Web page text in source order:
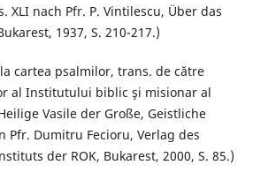
XLI nach Pfr. P. Vintilescu, Über das
1937, S. 210-217.)
cartea psalmilor, trans. de către
al Institutului biblic şi misionar al
Vasile der Große, Geistliche
Pfr. Dumitru Fecioru, Verlag des
der ROK, Bukarest, 2000, S. 85.)